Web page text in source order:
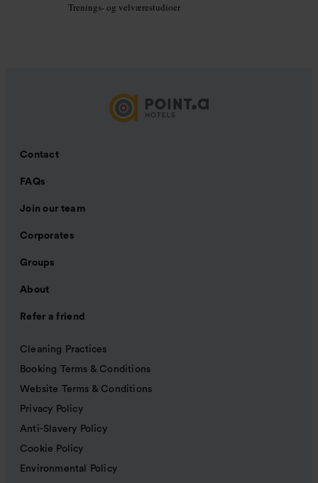
Trenings- og velværestudioer
Contact
FAQs
Join our team
Corporates
Groups
About
Refer a friend
Cleaning Practices
Booking Terms & Conditions
Website Terms & Conditions
Privacy Policy
Anti-Slavery Policy
Cookie Policy
Environmental Policy